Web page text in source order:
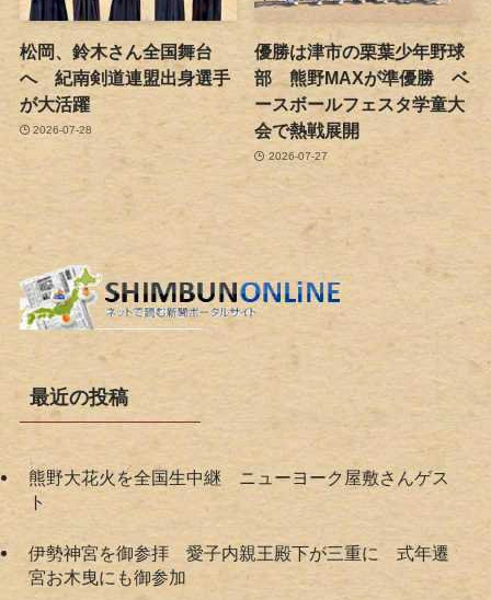
松岡、鈴木さん全国舞台
へ 紀南剣道連盟出身選手
が大活躍
2026-07-28
優勝は津市の栗葉少年野球
部 熊野MAXが準優勝 ベ
ースボールフェスタ学童大
会で熱戦展開
2026-07-27
最近の投稿
熊野大花火を全国生中継 ニューヨーク屋敷さんゲス
ト
伊勢神宮を御参拝 愛子内親王殿下が三重に 式年遷
宮お木曳にも御参加